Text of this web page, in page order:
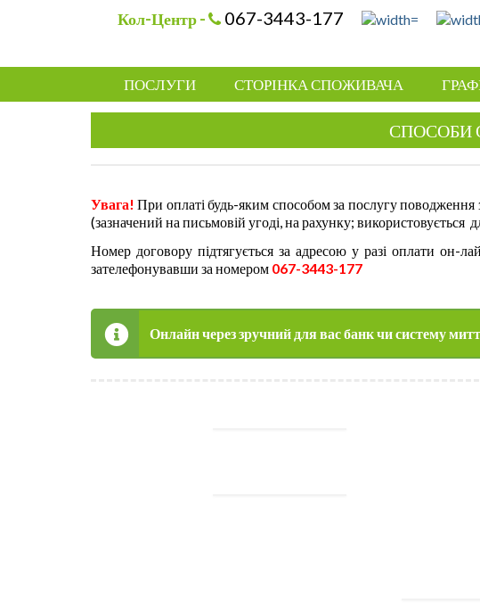
Кол-Центр - 067-3443-177
ПОСЛУГИ СТОРІНКА СПОЖИВАЧА
СПОСОБИ
Увага!При оплаті будь-яким способом за послугу поводження
(зазначений на письмовій угоді, на рахунку; використовується
Номер договору підтягується за адресою у разі оплати он-
зателефонувавши за номером 067-3443-177
Онлайн через зручний для вас банк чи систему